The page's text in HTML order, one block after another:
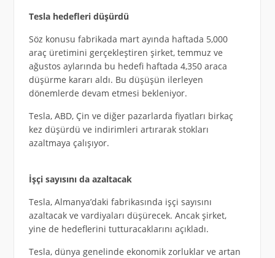
Tesla hedefleri düşürdü
Söz konusu fabrikada mart ayında haftada 5,000
araç üretimini gerçekleştiren şirket, temmuz ve
ağustos aylarında bu hedefi haftada 4,350 araca
düşürme kararı aldı. Bu düşüşün ilerleyen
dönemlerde devam etmesi bekleniyor.
Tesla, ABD, Çin ve diğer pazarlarda fiyatları birkaç
kez düşürdü ve indirimleri artırarak stokları
azaltmaya çalışıyor.
İşçi sayısını da azaltacak
Tesla, Almanya’daki fabrikasında işçi sayısını
azaltacak ve vardiyaları düşürecek. Ancak şirket,
yine de hedeflerini tutturacaklarını açıkladı.
Tesla, dünya genelinde ekonomik zorluklar ve artan